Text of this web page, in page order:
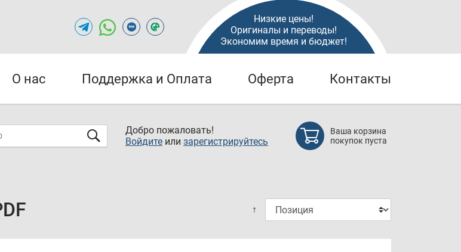
Низкие цены!
Оригиналы и переводы!
Экономим время и бюджет!
О нас Поддержка и Оплата Оферта Контакты
Добро пожаловать!
Войдите или зарегистрируйтесь
Ваша корзина
покупок пуста
↑